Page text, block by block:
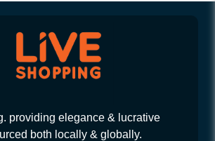
providing elegance & lucrative
both locally & globally.